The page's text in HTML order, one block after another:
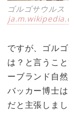
ゴルゴサウルス
ですが、ゴル
は？と言うこ
ーブランド自
バッカー博士
だと主張しまし